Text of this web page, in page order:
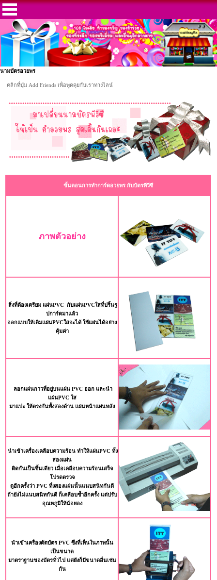
นามบัตรอวยพร
คลิกที่ปุ่ม Add Friends เพื่อพูดคุยกับเราทางไลน์
ขั้นตอนการทำการ์ดอวยพร กับบัตรพีวีซี
ภาพตัวอย่าง
สิ่งที่ต้องเตรียม แผ่นPVC กับแผ่นPVCใสที่ปริ้นรู
ปการ์ดมาแล้ว
ออกแบบให้เติมแผ่นPVCใสจะได้ ใช้แผ่นได้อย่าง
คุ้มค่า
ลอกแผ่นกาวที่อยู่บนแผ่น PVC ออก และนำ
แผ่นPVC ใส
มาแปะ ให้ตรงกันทั้งสองด้าน แผ่นหน้าแผ่นหลัง
นำเข้าเครื่องเคลือบความร้อน ทำให้แผ่นPVC ทั้ง
สองแผ่น
ติดกันเป็นชิ้นเดียว เมื่อเคลือบความร้อนเสร็จ
โปรดตรวจ
ดูอีกครั้งว่า PVC ที่งสองแผ่นนั้นแนบสนิทกันดี
ถ้ายังไม่แนบสนิทกันดี ก็เคลือบซ้ำอีกครั้ง แต่ปรับ
อุณหภูมิให้น้อยลง
นำเข้าเครื่องตัดบัตร PVC ซึ่งที่เห็นในภาพนั้น
เป็นขนาด
มาตราฐานของบัตรทั่วไป แต่ยังก็มีขนาดอื่นเช่น
กัน